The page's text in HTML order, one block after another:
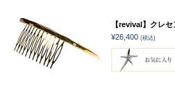
【revival】クレ
¥26,400 (税込)